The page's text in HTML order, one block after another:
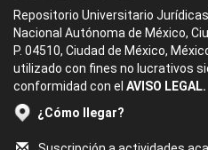
Repositorio Universitario
Nacional Autónoma de México,
P. 04510, Ciudad de México,
utilizado con fines no lucrativos
conformidad con el AVISO LEGAL.
¿Cómo llegar?